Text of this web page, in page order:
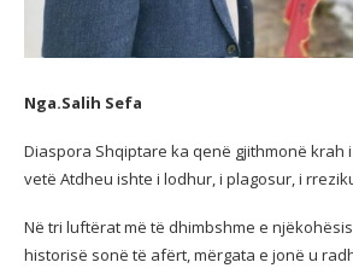
Nga.Salih Sefa
Diaspora Shqiptare ka qenë gjithmonë krah
vetë Atdheu ishte i lodhur, i plagosur, i
Në tri luftërat më të dhimbshme e
historisë sonë të afërt, mërgata e jonë u